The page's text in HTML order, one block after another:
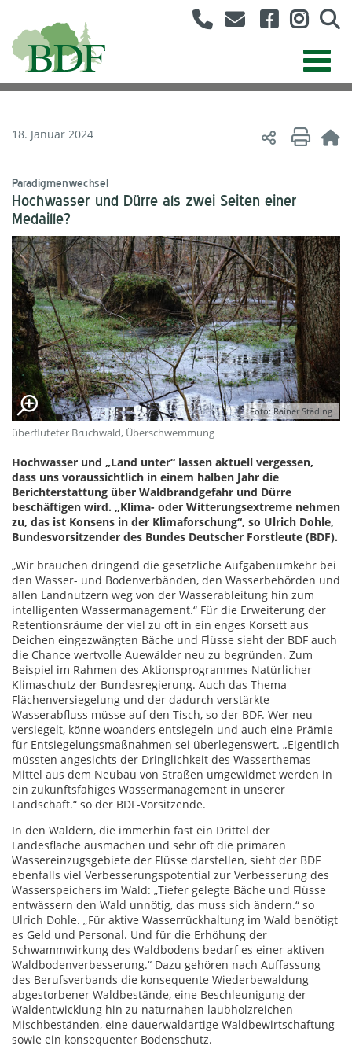
18. Januar 2024
Paradigmenwechsel
Hochwasser und Dürre als zwei Seiten einer
Medaille?
Foto: Rainer Städing
überfluteter Bruchwald, Überschwemmung
Hochwasser und „Land unter“ lassen aktuell vergessen,
dass uns voraussichtlich in einem halben Jahr die
Berichterstattung über Waldbrandgefahr und Dürre
beschäftigen wird. „Klima- oder Witterungsextreme nehmen
zu, das ist Konsens in der Klimaforschung“, so Ulrich Dohle,
Bundesvorsitzender des Bundes Deutscher Forstleute (BDF).
„Wir brauchen dringend die gesetzliche Aufgabenumkehr bei
den Wasser- und Bodenverbänden, den Wasserbehörden und
allen Landnutzern weg von der Wasserableitung hin zum
intelligenten Wassermanagement.“ Für die Erweiterung der
Retentionsräume der viel zu oft in ein enges Korsett aus
Deichen eingezwängten Bäche und Flüsse sieht der BDF auch
die Chance wertvolle Auewälder neu zu begründen. Zum
Beispiel im Rahmen des Aktionsprogrammes Natürlicher
Klimaschutz der Bundesregierung. Auch das Thema
Flächenversiegelung und der dadurch verstärkte
Wasserabfluss müsse auf den Tisch, so der BDF. Wer neu
versiegelt, könne woanders entsiegeln und auch eine Prämie
für Entsiegelungsmaßnahmen sei überlegenswert. „Eigentlich
müssten angesichts der Dringlichkeit des Wasserthemas
Mittel aus dem Neubau von Straßen umgewidmet werden in
ein zukunftsfähiges Wassermanagement in unserer
Landschaft.“ so der BDF-Vorsitzende.
In den Wäldern, die immerhin fast ein Drittel der
Landesfläche ausmachen und sehr oft die primären
Wassereinzugsgebiete der Flüsse darstellen, sieht der BDF
ebenfalls viel Verbesserungspotential zur Verbesserung des
Wasserspeichers im Wald: „Tiefer gelegte Bäche und Flüsse
entwässern den Wald unnötig, das muss sich ändern.“ so
Ulrich Dohle. „Für aktive Wasserrückhaltung im Wald benötigt
es Geld und Personal. Und für die Erhöhung der
Schwammwirkung des Waldbodens bedarf es einer aktiven
Waldbodenverbesserung.“ Dazu gehören nach Auffassung
des Berufsverbands die konsequente Wiederbewaldung
abgestorbener Waldbestände, eine Beschleunigung der
Waldentwicklung hin zu naturnahen laubholzreichen
Mischbeständen, eine dauerwaldartige Waldbewirtschaftung
sowie ein konsequenter Bodenschutz.